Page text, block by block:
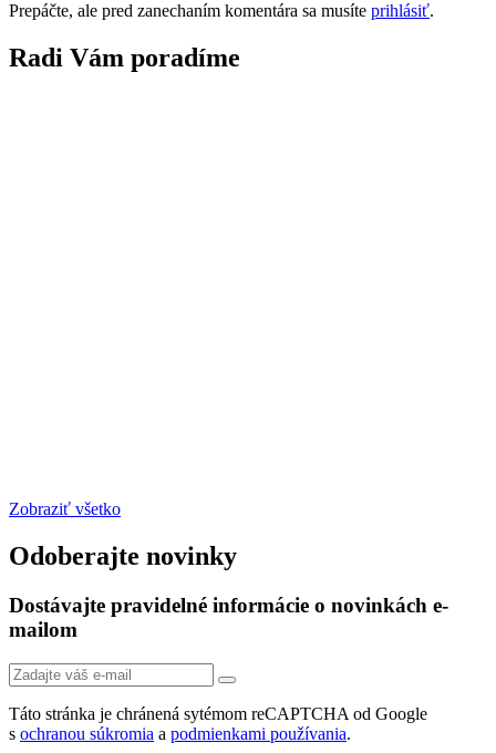
Prepáčte, ale pred zanechaním komentára sa musíte prihlásiť.
Radi Vám poradíme
Zobraziť všetko
Odoberajte novinky
Dostávajte pravidelné informácie o novinkách e-
mailom
Táto stránka je chránená sytémom reCAPTCHA od Google
s ochranou súkromia a podmienkami používania.